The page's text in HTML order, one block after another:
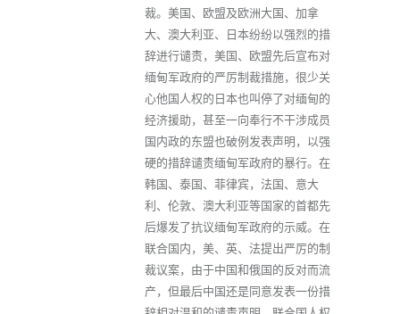
裁。美国、欧盟及欧洲大国、加拿
大、澳大利亚、日本纷纷以强烈的措
辞进行谴责，美国、欧盟先后宣布对
缅甸军政府的严厉制裁措施，很少关
心他国人权的日本也叫停了对缅甸的
经济援助，甚至一向奉行不干涉成员
国内政的东盟也破例发表声明，以强
硬的措辞谴责缅甸军政府的暴行。在
韩国、泰国、菲律宾，法国、意大
利、伦敦、澳大利亚等国家的首都先
后爆发了抗议缅甸军政府的示威。在
联合国内，美、英、法提出严厉的制
裁议案，由于中国和俄国的反对而流
产，但最后中国还是同意发表一份措